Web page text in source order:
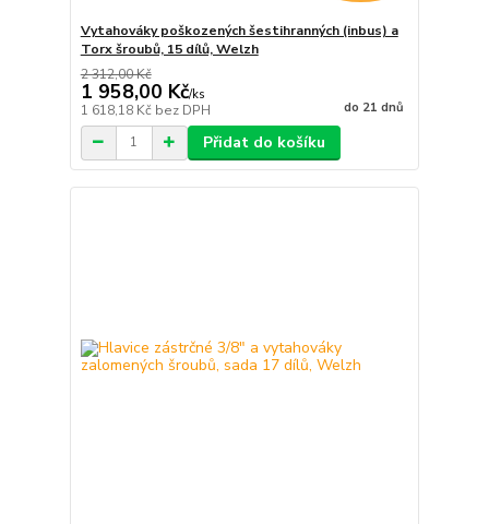
Vytahováky poškozených šestihranných (inbus) a
Torx šroubů, 15 dílů, Welzh
2 312,00 Kč
1 958,00 Kč/ks
1 618,18 Kč bez DPH do 21 dnů
Přidat do košíku